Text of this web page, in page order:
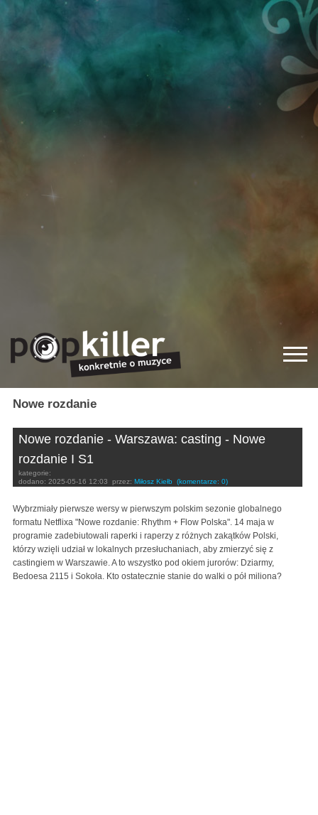
Nowe rozdanie
Nowe rozdanie - Warszawa: casting - Nowe
rozdanie I S1
kategorie:
dodano: 2025-05-16 12:03 przez: Miłosz Kiełb (komentarze: 0)
Wybrzmiały pierwsze wersy w pierwszym polskim sezonie globalnego
formatu Netflixa "Nowe rozdanie: Rhythm + Flow Polska". 14 maja w
programie zadebiutowali raperki i raperzy z różnych zakątków Polski,
którzy wzięli udział w lokalnych przesłuchaniach, aby zmierzyć się z
castingiem w Warszawie. A to wszystko pod okiem jurorów: Dziarmy,
Bedoesa 2115 i Sokoła. Kto ostatecznie stanie do walki o pół miliona?